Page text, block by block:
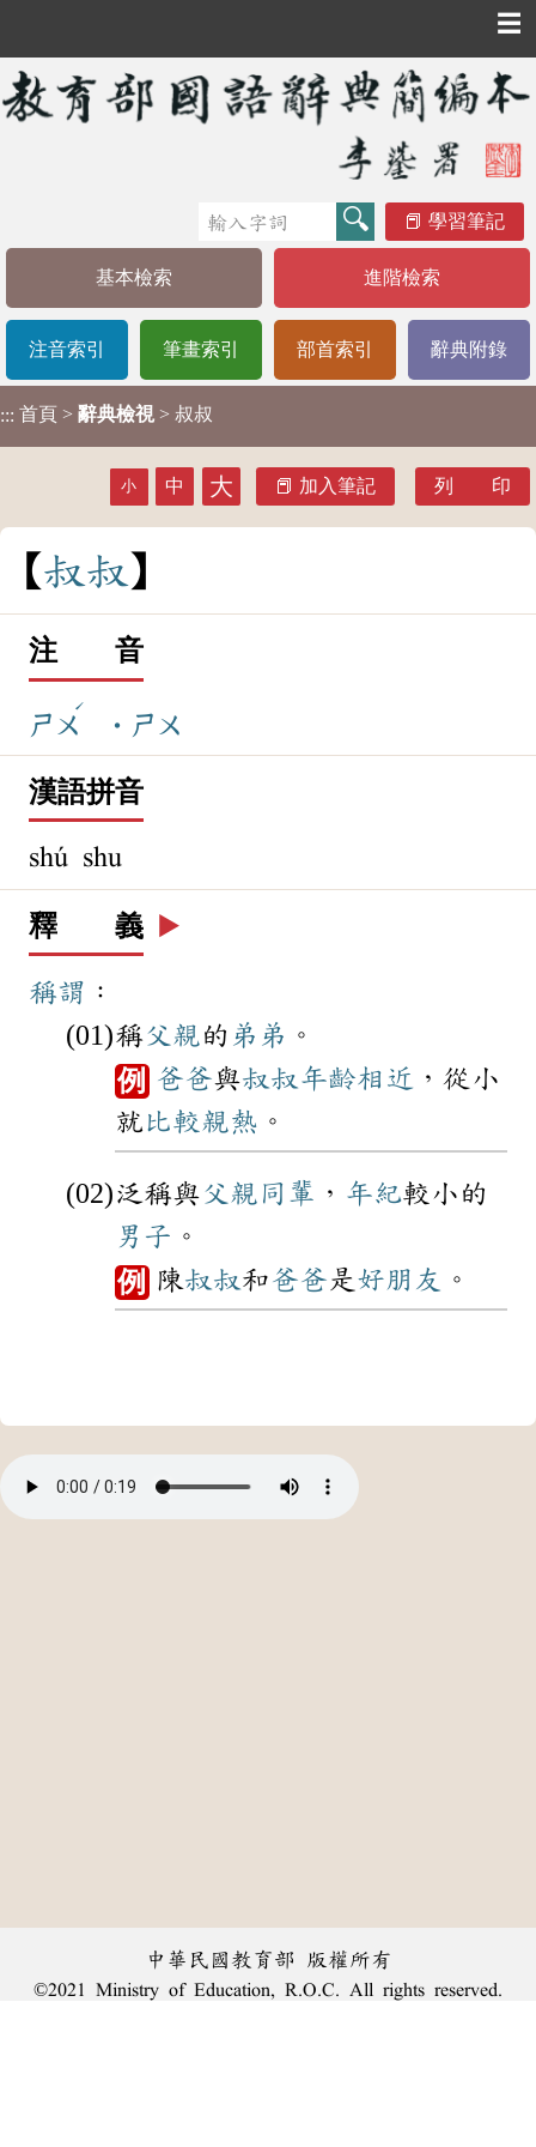
☰
學習筆記
基本檢索 進階檢索
注音索引 筆畫索引 部首索引 辭典附錄
::: 首頁 > 辭典檢視 > 叔叔
小 中 大 加入筆記 列 印
叔叔
注 音
ㄕㄨ
ˊ
˙ㄕㄨ
漢語拼音
shú shu
釋 義 ▶️
稱謂 ：
稱父親的 弟弟 。
例 爸爸與叔叔 年齡相近 ，從小
就比較 親熱 。
泛稱與父親 同輩 ， 年紀較小的
男子 。
例 陳叔叔和爸爸是 好朋友 。
中華民國教育部 版權所有
©2021 Ministry of Education, R.O.C. All rights reserved.